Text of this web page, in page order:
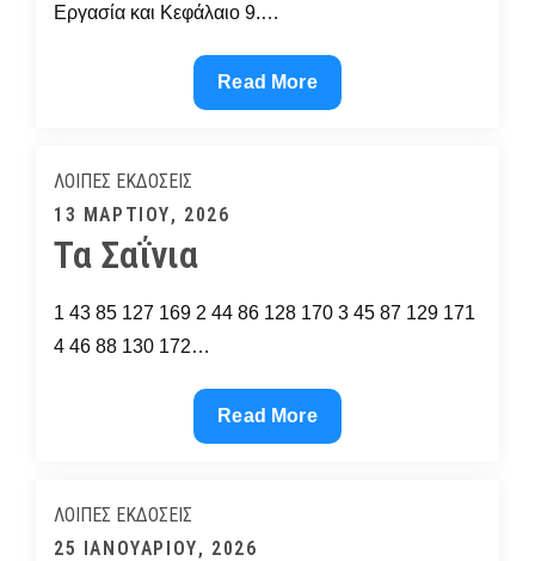
Εργασία και Κεφάλαιο 9.…
Ο
ΝΤΟΝΑΛΝΤ
ΤΗΣ
Read More
ΛΟΙΠΈΣ ΕΚΔΌΣΕΙΣ
Posted
on
13 ΜΑΡΤΊΟΥ, 2026
Τα Σαΐνια
1 43 85 127 169 2 44 86 128 170 3 45 87 129 171
4 46 88 130 172…
Τα
Σαΐνια
Read More
ΛΟΙΠΈΣ ΕΚΔΌΣΕΙΣ
Posted
25 ΙΑΝΟΥΑΡΊΟΥ, 2026